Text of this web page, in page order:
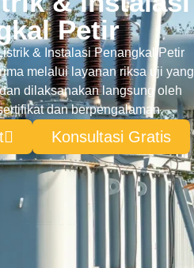
Petir
& Instalasi Penangkal Petir
melalui layanan riksa uji yang
dilaksanakan langsung oleh
dan berpengalaman.
Konsultasi Gratis